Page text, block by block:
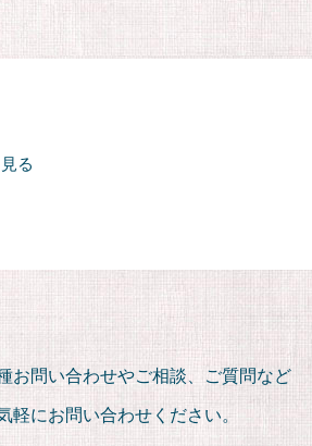
る
お問い合わせやご相談、ご質問など
軽にお問い合わせください。